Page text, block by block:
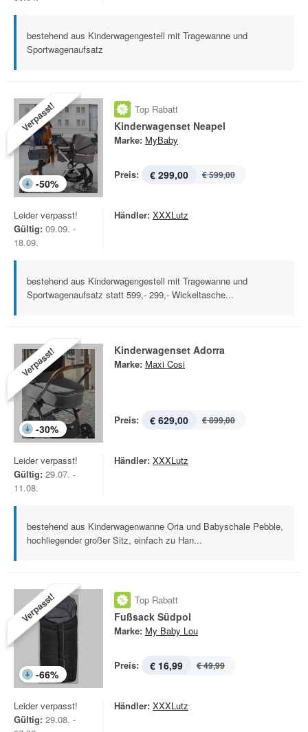
bestehend aus Kinderwagengestell mit Tragewanne und
Sportwagenaufsatz
Verpasst!
-50%
Top Rabatt
Kinderwagenset Neapel
Marke: MyBaby
Preis: € 299,00 € 599,00
Leider verpasst!
Gültig: 09.09. -
18.09.
Händler: XXXLutz
bestehend aus Kinderwagengestell mit Tragewanne und
Sportwagenaufsatz statt 599,- 299,- Wickeltasche...
Verpasst!
-30%
Kinderwagenset Adorra
Marke: Maxi Cosi
Preis: € 629,00 € 899,00
Leider verpasst!
Gültig: 29.07. -
11.08.
Händler: XXXLutz
bestehend aus Kinderwagenwanne Oria und Babyschale Pebble,
hochliegender großer Sitz, einfach zu Han...
Verpasst!
-66%
Top Rabatt
Fußsack Südpol
Marke: My Baby Lou
Preis: € 16,99 € 49,99
Leider verpasst!
Gültig: 29.08. -
Händler: XXXLutz